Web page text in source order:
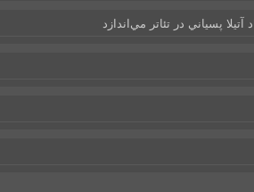
پسياني در تئاتر مي‌اندازد